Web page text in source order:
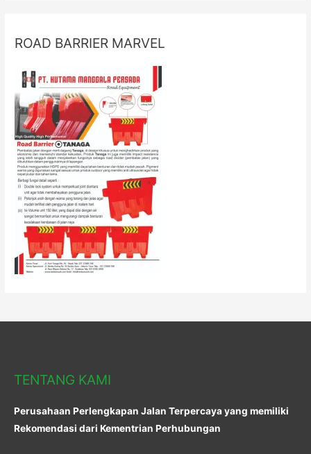
ROAD BARRIER MARVEL
TENTANG KAMI
Perusahaan Perlengkapan Jalan Terpercaya yang memiliki
Rekomendasi dari Kementrian Perhubungan